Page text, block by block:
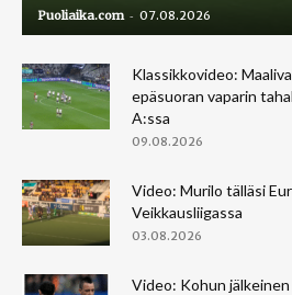
Puoliaika.com - 07.08.2026
Klassikkovideo:
epäsuoran vaparin
A:ssa
09.08.2026
Video: Murilo tälläsi
Veikkausliigassa
03.08.2026
Video: Kohun